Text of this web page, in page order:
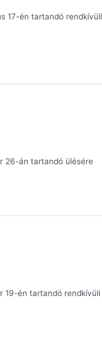
17-én tartandó rendkívüli
26-án tartandó ülésére
19-én tartandó rendkívüli